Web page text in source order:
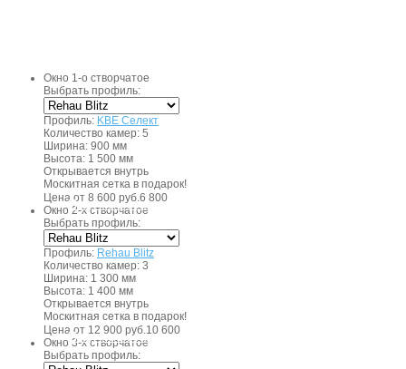
Окно 1-о створчатое
Выбрать профиль:
Профиль: KBE Селект
Количество камер: 5
Ширина: 900 мм
Высота: 1 500 мм
Открывается внутрь
Москитная сетка в подарок!
Цена от 8 600 руб.6 800
Получить консультацию
Окно 2-х створчатое
Выбрать профиль:
Профиль: Rehau Blitz
Количество камер: 3
Ширина: 1 300 мм
Высота: 1 400 мм
Открывается внутрь
Москитная сетка в подарок!
Цена от 12 900 руб.10 600
Получить консультацию
Окно 3-х створчатое
Выбрать профиль: